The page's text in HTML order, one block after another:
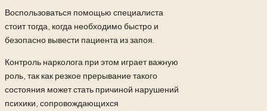
Воспользоваться помощью специалиста
стоит тогда, когда необходимо быстро и
безопасно вывести пациента из запоя.
Контроль нарколога при этом играет важную
роль, так как резкое прерывание такого
состояния может стать причиной нарушений
психики, сопровождающихся